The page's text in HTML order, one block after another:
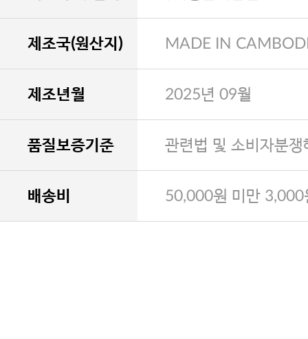
제조국(원산지) MADE IN
제조년월 2025년 09월
품질보증기준 관련법 및 소비자분
배송비 50,000원 미만 3,000